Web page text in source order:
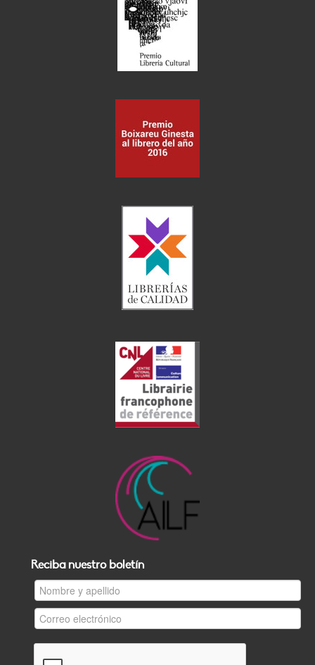
Reciba nuestro boletín